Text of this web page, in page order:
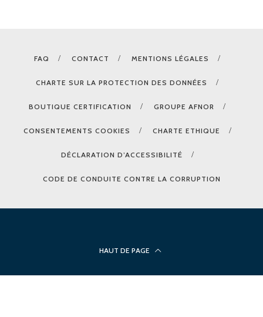
FAQ CONTACT MENTIONS LÉGALES
CHARTE SUR LA PROTECTION DES DONNÉES
BOUTIQUE CERTIFICATION GROUPE AFNOR
CONSENTEMENTS COOKIES CHARTE ETHIQUE
DÉCLARATION D’ACCESSIBILITÉ
CODE DE CONDUITE CONTRE LA CORRUPTION
HAUT DE PAGE